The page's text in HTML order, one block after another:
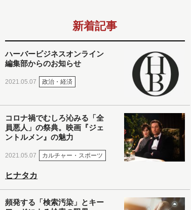
新着記事
ハーバービジネスオンライン
編集部からのお知らせ
2021.05.07 政治・経済
コロナ禍でむしろ沁みる「全
員悪人」の祭典。映画『ジェ
ントルメン』の魅力
2021.05.07 カルチャー・スポーツ
ヒナタカ
頻発する「検索汚染」とキー